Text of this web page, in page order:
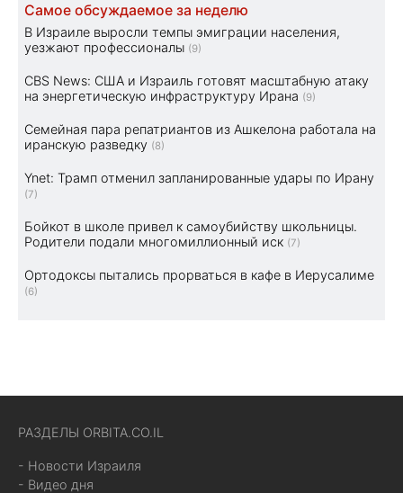
Самое обсуждаемое за неделю
В Израиле выросли темпы эмиграции населения,
уезжают профессионалы (9)
CBS News: США и Израиль готовят масштабную атаку
на энергетическую инфраструктуру Ирана (9)
Семейная пара репатриантов из Ашкелона работала на
иранскую разведку (8)
Ynet: Трамп отменил запланированные удары по Ирану
(7)
Бойкот в школе привел к самоубийству школьницы.
Родители подали многомиллионный иск (7)
Ортодоксы пытались прорваться в кафе в Иерусалиме
(6)
РАЗДЕЛЫ ORBITA.CO.IL
- Новости Израиля
- Видео дня